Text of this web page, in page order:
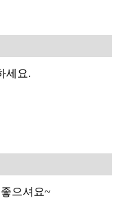
세요.
으셔요~